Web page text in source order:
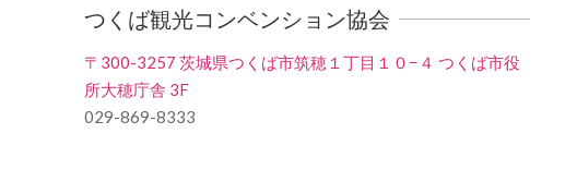
つくば観光コンベンション協会
〒300-3257 茨城県つくば市筑穂１丁目１０−４ つくば市役
所大穂庁舎 3F
029-869-8333